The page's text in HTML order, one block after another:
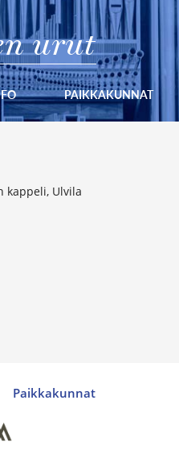
urut
PAIKKAKUNNAT
kappeli, Ulvila
Paikkakunnat